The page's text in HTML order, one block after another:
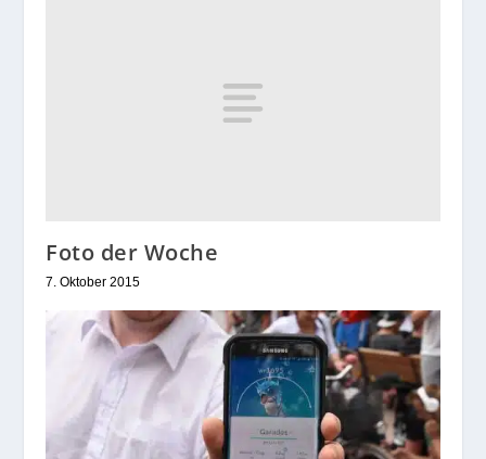
Foto der Woche
7. Oktober 2015